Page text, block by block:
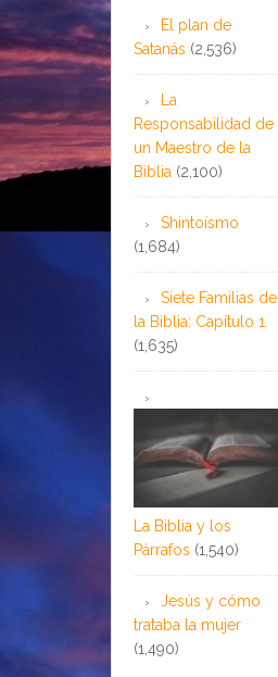
El plan de
Satanás (2,536)
La
Responsabilidad de
un Maestro de la
Biblia (2,100)
Shintoísmo
(1,684)
Siete Familias de
la Biblia: Capítulo 1
(1,635)
La Biblia y los
Párrafos (1,540)
Jesús y cómo
trataba la mujer
(1,490)